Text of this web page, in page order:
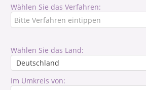
Wählen Sie das Verfahren:
Wählen Sie das Land:
Im Umkreis von: